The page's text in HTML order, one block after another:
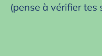
(pense à vérifier tes